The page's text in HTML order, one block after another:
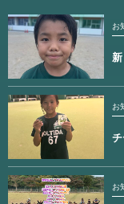
お
お
お